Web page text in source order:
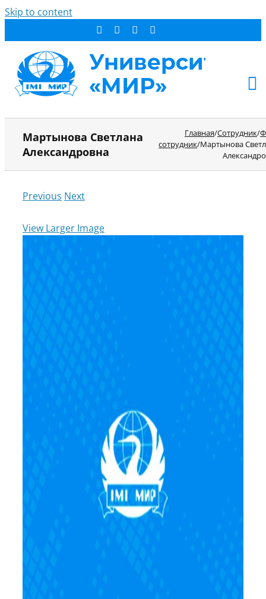
Skip to content
СТУДЕНТУ
НОВОСТИ
Мартынова Светлана
Александровна
Главная/Сотрудник/
сотрудник/Мартынова
Previous Next
View Larger Image